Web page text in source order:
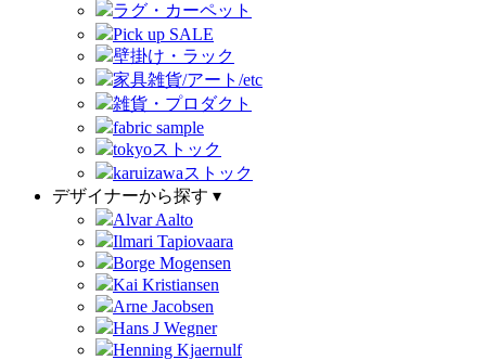
ラグ・カーペット
Pick up SALE
壁掛け・ラック
家具雑貨/アート/etc
雑貨・プロダクト
fabric sample
tokyoストック
karuizawaストック
デザイナーから探す ▾
Alvar Aalto
Ilmari Tapiovaara
Borge Mogensen
Kai Kristiansen
Arne Jacobsen
Hans J Wegner
Henning Kjaernulf